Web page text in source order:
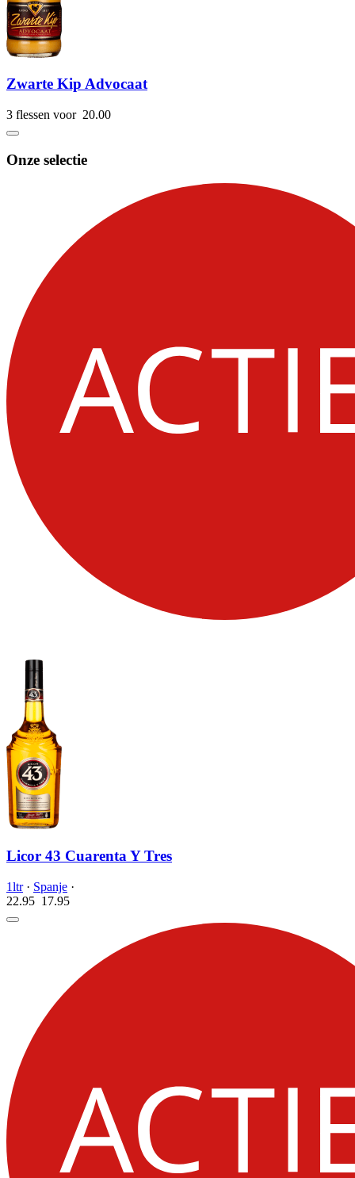
Zwarte Kip Advocaat
3 flessen voor 20.00
Onze selectie
Licor 43 Cuarenta Y Tres
1ltr· Spanje ·
22.95 17.95